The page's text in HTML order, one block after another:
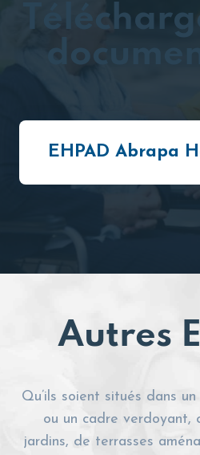
EHPAD Abrapa
Autres
Qu’ils soient situés dans
ou un cadre verdoyant,
jardins, de terrasses